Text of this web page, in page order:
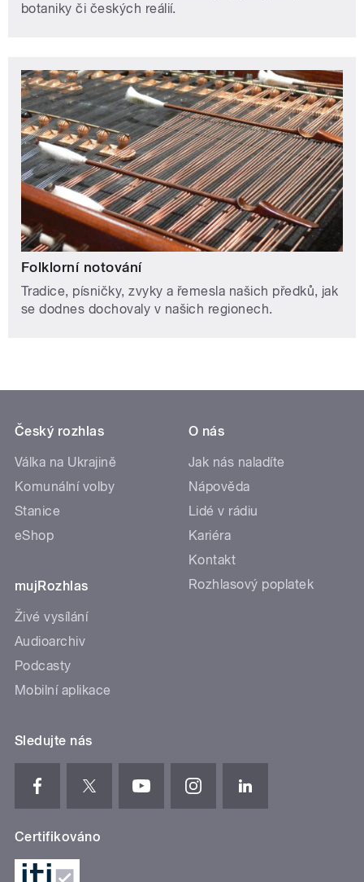
botaniky či českých reálií.
Folklorní notování
Tradice, písničky, zvyky a řemesla našich předků, jak
se dodnes dochovaly v našich regionech.
Český rozhlas
Válka na Ukrajině
Komunální volby
Stanice
eShop
mujRozhlas
Živé vysílání
Audioarchiv
Podcasty
Mobilní aplikace
O nás
Jak nás naladíte
Nápověda
Lidé v rádiu
Kariéra
Kontakt
Rozhlasový poplatek
Sledujte nás
Certifikováno